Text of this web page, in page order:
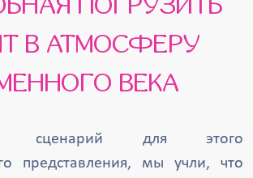
ПОГРУЗИТЬ
В АТМОСФЕРУ
ВЕКА
сценарий для этого
представления, мы учли, что